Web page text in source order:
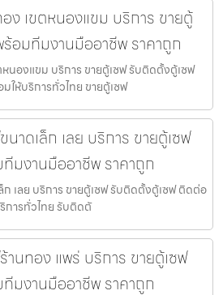
ง เขตหนองแขม บริการ ขายตู้
อมทีมงานมืออาชีพ ราคาถูก
นองแขม บริการ ขายตู้เซฟ รับติดตั้งตู้เซฟ
ห้บริการทั่วไทย ขายตู้เซฟ
าดเล็ก เลย บริการ ขายตู้เซฟ
มงานมืออาชีพ ราคาถูก
เลย บริการ ขายตู้เซฟ รับติดตั้งตู้เซฟ ติดต่อ
การทั่วไทย รับติดตั
นทอง แพร่ บริการ ขายตู้เซฟ
มงานมืออาชีพ ราคาถูก